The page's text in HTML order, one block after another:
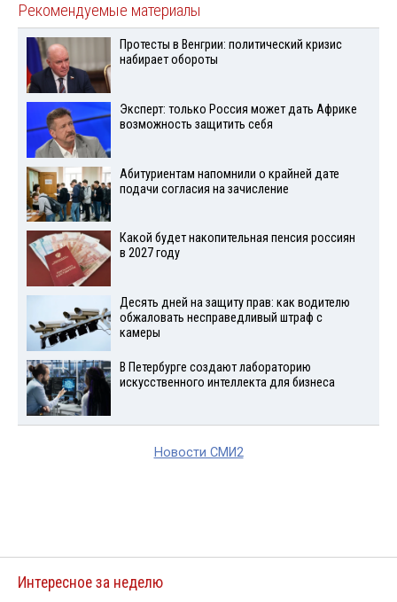
Рекомендуемые материалы
Протесты в Венгрии: политический кризис
набирает обороты
Эксперт: только Россия может дать Африке
возможность защитить себя
Абитуриентам напомнили о крайней дате
подачи согласия на зачисление
Какой будет накопительная пенсия россиян
в 2027 году
Десять дней на защиту прав: как водителю
обжаловать несправедливый штраф с
камеры
В Петербурге создают лабораторию
искусственного интеллекта для бизнеса
Новости СМИ2
Интересное за неделю